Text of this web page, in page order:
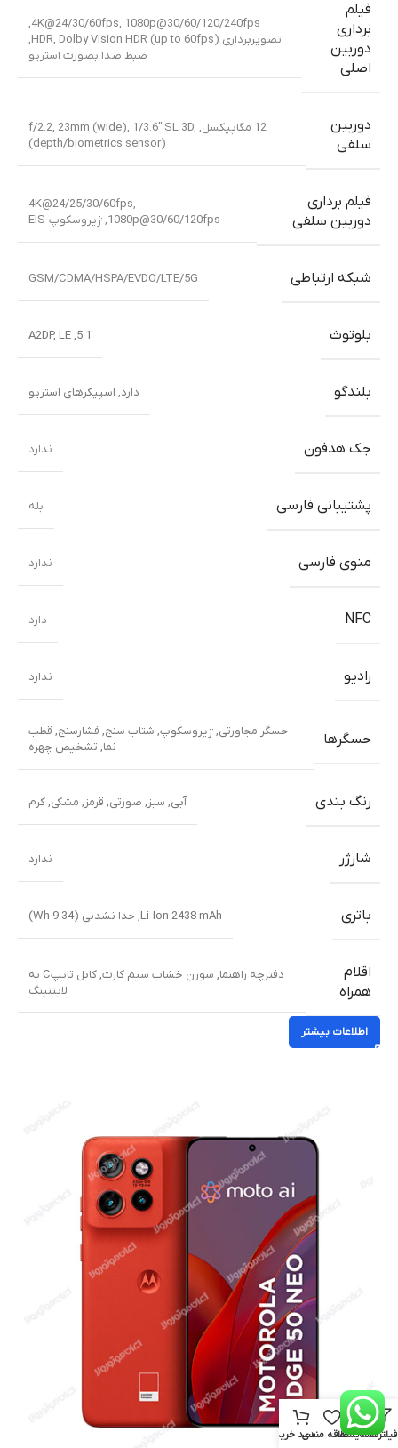
فیلم
برداری
دوربین
اصلی
4K@24/30/60fps, 1080p@30/60/120/240fps,
تصویربرداری HDR, Dolby Vision HDR (up to 60fps),
ضبط صدا بصورت استریو
دوربین
سلفی
12 مگاپیکسل, f/2.2, 23mm (wide), 1/3.6″ SL 3D,
(depth/biometrics sensor)
فیلم برداری
دوربین سلفی
4K@24/25/30/60fps,
1080p@30/60/120fps, ژیروسکوپ-EIS
شبکه ارتباطی GSM/CDMA/HSPA/EVDO/LTE/5G
بلوتوث 5.1, A2DP, LE
بلندگو دارد, اسپیکرهای استریو
جک هدفون ندارد
پشتیبانی فارسی بله
منوی فارسی ندارد
NFC دارد
رادیو ندارد
حسگرها حسگر مجاورتی,ژیروسکوپ, شتاب سنج, فشارسنج, قطب
نما, تشخیص چهره
رنگ بندی آبی, سبز, صورتی, قرمز, مشکی,کرم
شارژر ندارد
باتری Li-Ion 2438 mAh, جدا نشدنی (9.34 Wh)
اقلام
همراه
دفترچه راهنما, سوزن خشاب سیم کارت,
کابل تایپC به
لایتنینگ
اطلاعات بیشتر
فیلترهامقایسهعلاقه مندیسبد خرید